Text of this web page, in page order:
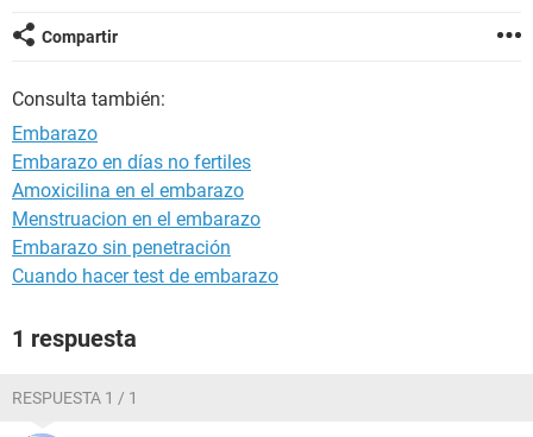
GLOSARIO
Compartir
Consulta también:
Embarazo
Embarazo en días no fertiles
Amoxicilina en el embarazo
Menstruacion en el embarazo
Embarazo sin penetración
Cuando hacer test de embarazo
1 respuesta
RESPUESTA 1 / 1